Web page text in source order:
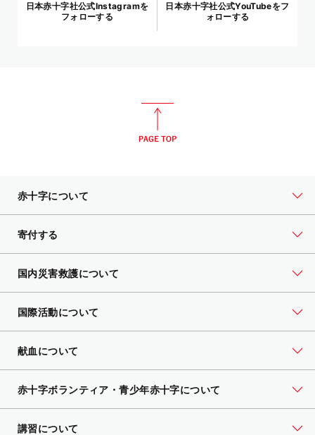
日本赤十字社公式Instagramを
フォローする
日本赤十字社公式YouTubeをフ
ォローする
赤十字について
寄付する
国内災害救護について
国際活動について
献血について
赤十字ボランティア・青少年赤十字について
講習について